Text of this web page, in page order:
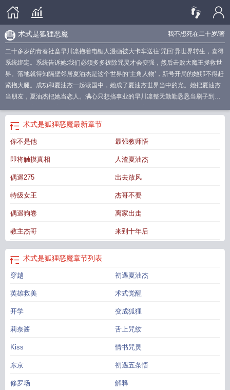
我不想死在二十岁/著
术式是狐狸恶魔
二十多岁的青春社畜早川凛抱着电锯人漫画被大卡车送往‘咒回’异世界转生，喜得
系统绑定。系统告诉她:我们必须多多祓除咒灵才会变强，然后击败大魔王拯救世
界。落地就得知隔壁邻居夏油杰是这个世界的‘主角人物’，新号开局的她那不得赶
紧抱大腿。成功和夏油杰一起读国中，她成了夏油杰世界当中的光。她把夏油杰
当朋友，夏油杰把她当恋人。满心只想搞事业的早川凛整天勤勤恳恳当刷子到处
位。有她在面前顶着，哪个烂橘子也别想动她的伙伴!结果后来特级术式早川凛在
一次任务中失踪。变成狐狸被教主杰抱在怀里的她发现自己来到了平行时空的十
年后，原来没有她存在的世界，竟然如此凄凉。特级术士:早川凛术式:狐狸恶魔
告Ooc警告萌新作者第一次写小说，大家的评论我都会看，有什么错误可以指出
来，也希望能和大家多多讨论剧情或者设定。恶魔狐狸妮娜
坂狐狸恶魔是死了还是跑了 恶魔高校狐狸狐狸恶魔本体
魔少女冷狐狸
恶魔狼可以和狐狸配吗
人狐狸老师恶魔学生 狐狸恶魔的图片电锯人 狐狸恶魔
魔狐狸狐狸和恶魔的头像狐狸恶魔的能力狐人术士狐狸恶魔的代价我想看狐
狸恶魔的图片狐狸恶魔死了没狐狸恶魔为什么跑了
恶魔登场恶魔高校狐狸母女狐狸恶魔的契约条件叩狐狸恶魔
术式是狐狸恶魔最新章节
你不是他 最强教师悟
即将触摸真相 人渣夏油杰
偶遇275 出去放风
特级女王 杰哥不要
偶遇狗卷 离家出走
教主杰哥 来到十年后
术式是狐狸恶魔章节列表
穿越 初遇夏油杰
英雄救美 术式觉醒
开学 变成狐狸
莉奈酱 舌上咒纹
Kiss 情书咒灵
东京 初遇五条悟
修罗场 解释